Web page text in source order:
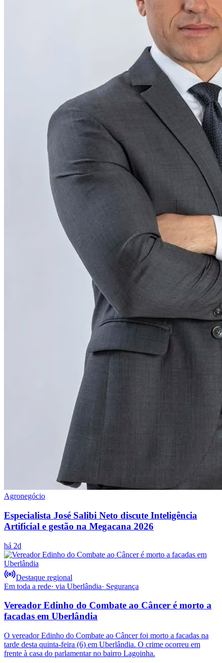
Agronegócio
Especialista José Salibi Neto discute Inteligência
Artificial e gestão na Megacana 2026
há 2d
Destaque regional
Em toda a rede· via Uberlândia· Segurança
Vereador Edinho do Combate ao Câncer é morto a
facadas em Uberlândia
O vereador Edinho do Combate ao Câncer foi morto a facadas na
tarde desta quinta-feira (6) em Uberlândia. O crime ocorreu em
frente à casa do parlamentar no bairro Lagoinha.